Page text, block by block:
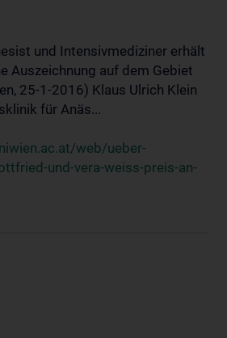
und Intensivmediziner erhält
Auszeichnung auf dem Gebiet
25-1-2016) Klaus Ulrich Klein
für Anäs...
web/ueber-
und-vera-weiss-preis-an-